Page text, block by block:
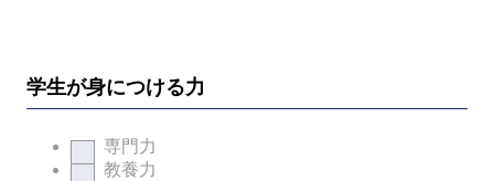
学生が身につける力
専門力
教養力